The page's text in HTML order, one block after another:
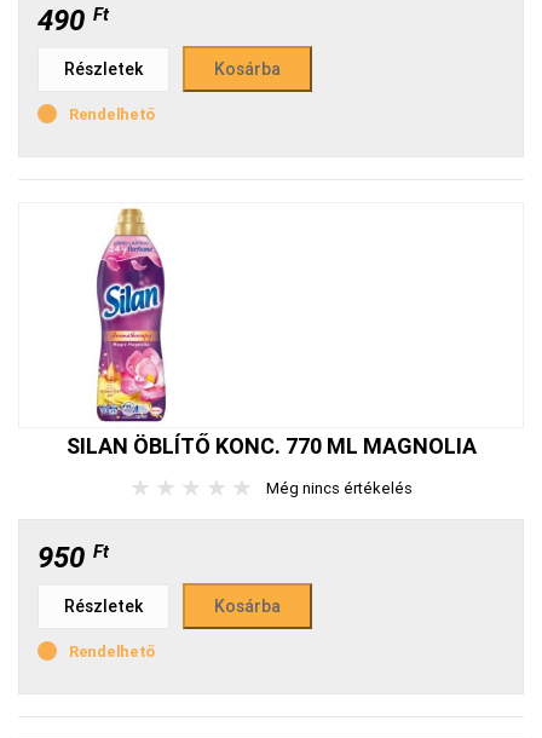
490 Ft
Részletek
Rendelhető
SILAN ÖBLÍTŐ KONC. 770 ML MAGNOLIA
★ ★ ★ ★ ★ Még nincs értékelés
950 Ft
Részletek
Rendelhető